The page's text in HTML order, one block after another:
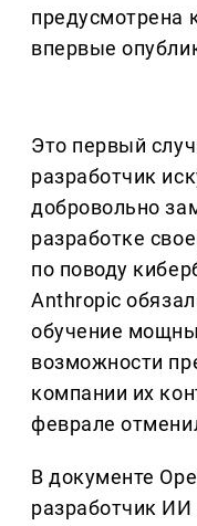
предусмотрена
впервые
Это первый
разработчик
добровольно
разработке
по поводу
Anthropic
обучение
возможности
компании их
феврале
В документе
разработчик ИИ